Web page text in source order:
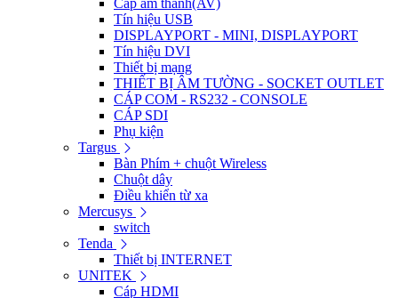
Cáp âm thanh(AV)
Tín hiệu USB
DISPLAYPORT - MINI, DISPLAYPORT
Tín hiệu DVI
Thiết bị mạng
THIẾT BỊ ÂM TƯỜNG - SOCKET OUTLET
CÁP COM - RS232 - CONSOLE
CÁP SDI
Phụ kiện
Targus
Bàn Phím + chuột Wireless
Chuột dây
Điều khiển từ xa
Mercusys
switch
Tenda
Thiết bị INTERNET
UNITEK
Cáp HDMI